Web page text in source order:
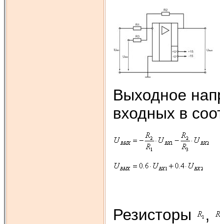
Выходное
входных в
Резисторы ,